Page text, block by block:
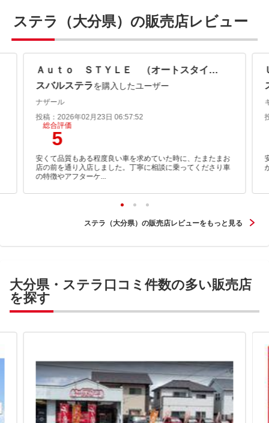
ステラ（大分県）の販売店レビュー
Ａｕｔｏ ＳＴＹＬＥ （オートスタイル）
スバルステラを購入したユーザー
ナザール
投稿：2026年02月23日 06:57:52
総合評価
5
安くて品質もある程度良い車を求めていた時に、たまたまお
店の前を通り入店しました。丁寧に相談に乗ってくださり車
の特徴やアフターケ...
ステラ（大分県）の販売店レビューをもっと見る
大分県・ステラ口コミ件数の多い販売店
を探す